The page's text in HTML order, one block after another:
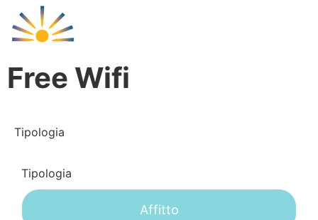
Free Wifi
Tipologia
Tipologia
Affitto